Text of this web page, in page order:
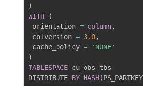
)
WITH
(
orientation = column,
colversion = 3.0,
cache_policy =
'NONE'
)
TABLESPACE cu_obs_tbs
DISTRIBUTE BY HASH(PS_PARTKEY